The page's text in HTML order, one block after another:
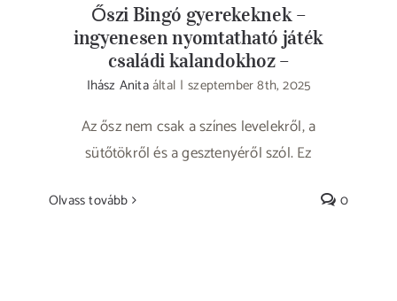
Őszi Bingó gyerekeknek –
ingyenesen nyomtatható játék
családi kalandokhoz –
Ihász Anitaáltal | szeptember 8th, 2025
Az ősz nem csak a színes levelekről, a
sütőtökről és a gesztenyéről szól. Ez
Olvass tovább 0